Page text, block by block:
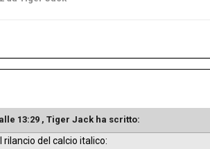
13:29 , Tiger Jack ha scritto:
rilancio del calcio italico: